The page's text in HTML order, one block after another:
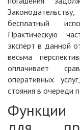
бесплатный
Практическую
эксперт в данной
весьма
оплачивает
оперативных
стояния в очереди
Функции